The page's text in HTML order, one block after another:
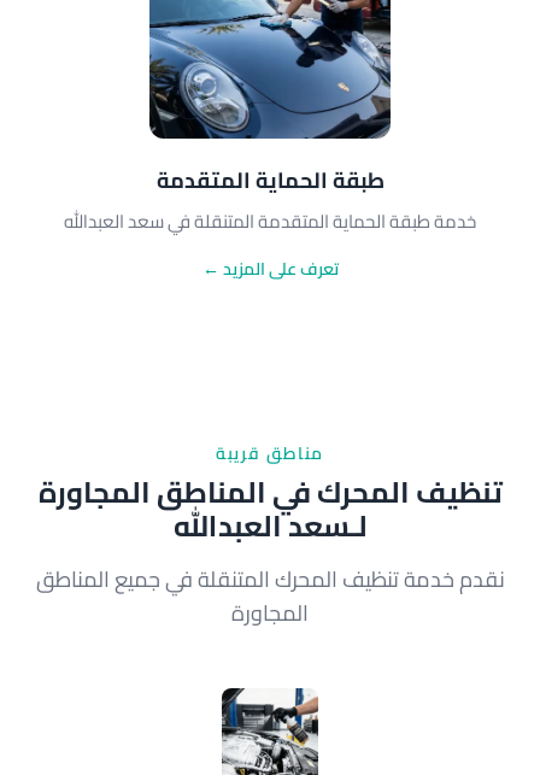
طبقة الحماية المتقدمة
خدمة طبقة الحماية المتقدمة المتنقلة في سعد العبدالله
تعرف على المزيد ←
مناطق قريبة
تنظيف المحرك في المناطق المجاورة
لـسعد العبدالله
نقدم خدمة تنظيف المحرك المتنقلة في جميع المناطق
المجاورة